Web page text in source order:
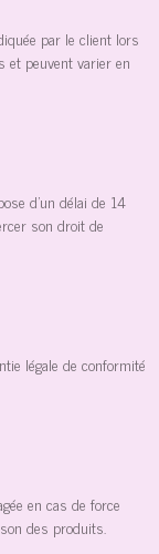
par le client lors
et peuvent varier en
d'un délai de 14
son droit de
légale de conformité
en cas de force
des produits.